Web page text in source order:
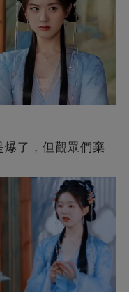
了，但觀眾們棄